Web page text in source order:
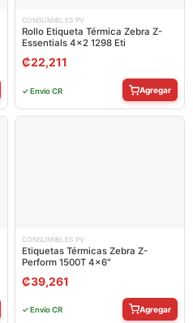
CONSUMIBLES PV
Rollo Etiqueta Térmica Zebra Z-
Essentials 4×2 1298 Eti
₡22,211
✓ Envío CR Agregar
CONSUMIBLES PV
Etiquetas Térmicas Zebra Z-
Perform 1500T 4×6″
₡39,261
✓ Envío CR Agregar